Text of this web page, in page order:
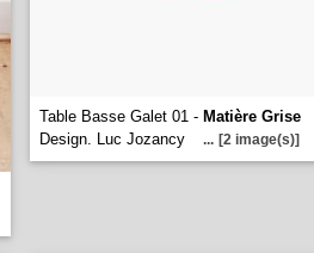
Table Basse Galet 01 - Matière Grise
Design. Luc Jozancy
... [2 image(s)]